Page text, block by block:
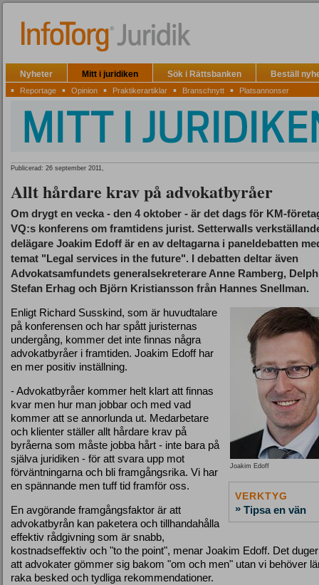
Nyheter Mitt i juridiken Sök i Rättsbanken Beställ
▪ Reportage ▪ Opinion ▪ Praktikerartiklar ▪ Branschnytt ▪ Platsannonser
Publicerad: 26 september 2011,
Allt hårdare krav på advokatbyråer
Om drygt en vecka - den 4 oktober - är det dags för KM-
VQ:s konferens om framtidens jurist. Setterwalls
delägare Joakim Edoff är en av deltagarna i paneldebatten
temat "Legal services in the future". I debatten deltar även
Advokatsamfundets generalsekreterare Anne Ramberg,
Stefan Erhag och Björn Kristiansson från Hannes Snellman.
Joakim Edoff
VERKTYG
» Tipsa en vän
Enligt Richard Susskind, som är huvudtalare
på konferensen och har spått juristernas
undergång, kommer det inte finnas några
advokatbyråer i framtiden. Joakim Edoff har
en mer positiv inställning.
- Advokatbyråer kommer helt klart att finnas
kvar men hur man jobbar och med vad
kommer att se annorlunda ut. Medarbetare
och klienter ställer allt hårdare krav på
byråerna som måste jobba hårt - inte bara på
själva juridiken - för att svara upp mot
förväntningarna och bli framgångsrika. Vi har
en spännande men tuff tid framför oss.
En avgörande framgångsfaktor är att
advokatbyrån kan paketera och tillhandahålla
effektiv rådgivning som är snabb,
kostnadseffektiv och "to the point", menar Joakim Edoff. Det
att advokater gömmer sig bakom "om och men" utan vi behöver
raka besked och tydliga rekommendationer.